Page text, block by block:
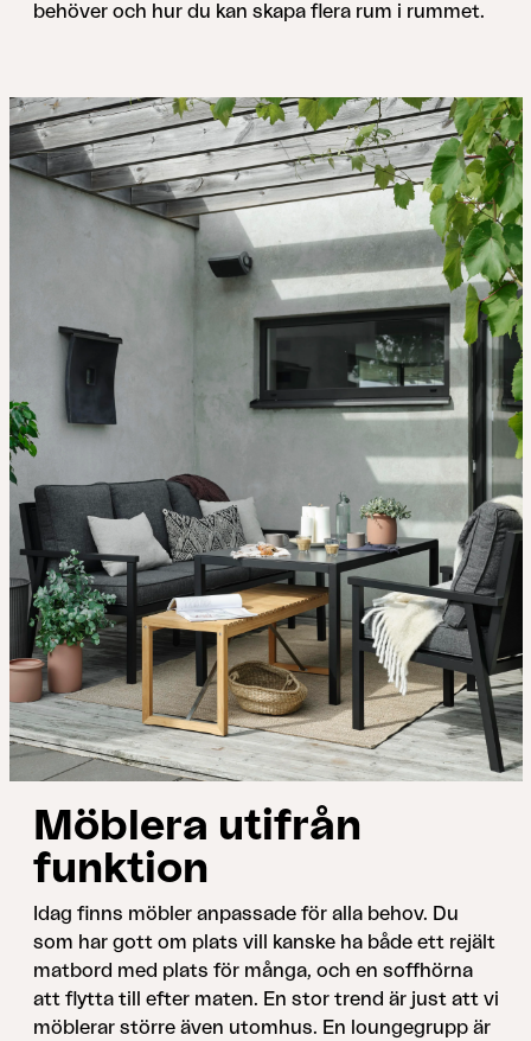
behöver och hur du kan skapa ﬂera rum i rummet.
Möblera utifrån
funktion
Idag ﬁnns möbler anpassade för alla behov. Du
som har gott om plats vill kanske ha både ett rejält
matbord med plats för många, och en soffhörna
att flytta till efter maten. En stor trend är just att vi
möblerar större även utomhus. En loungegrupp är